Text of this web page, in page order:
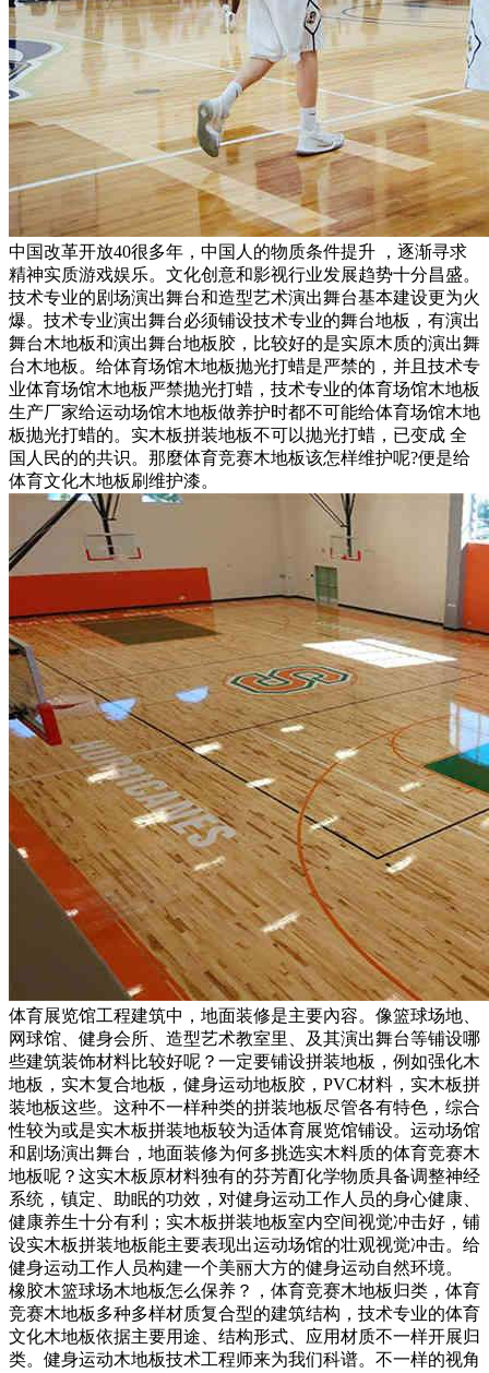
中国改革开放40很多年，中国人的物质条件提升 ，逐渐寻求
精神实质游戏娱乐。文化创意和影视行业发展趋势十分昌盛。
技术专业的剧场演出舞台和造型艺术演出舞台基本建设更为火
爆。技术专业演出舞台必须铺设技术专业的舞台地板，有演出
舞台木地板和演出舞台地板胶，比较好的是实原木质的演出舞
台木地板。给体育场馆木地板抛光打蜡是严禁的，并且技术专
业体育场馆木地板严禁抛光打蜡，技术专业的体育场馆木地板
生产厂家给运动场馆木地板做养护时都不可能给体育场馆木地
板抛光打蜡的。实木板拼装地板不可以抛光打蜡，已变成 全
国人民的的共识。那麼体育竞赛木地板该怎样维护呢?便是给
体育文化木地板刷维护漆。
体育展览馆工程建筑中，地面装修是主要內容。像篮球场地、
网球馆、健身会所、造型艺术教室里、及其演出舞台等铺设哪
些建筑装饰材料比较好呢？一定要铺设拼装地板，例如强化木
地板，实木复合地板，健身运动地板胶，PVC材料，实木板拼
装地板这些。这种不一样种类的拼装地板尽管各有特色，综合
性较为或是实木板拼装地板较为适体育展览馆铺设。运动场馆
和剧场演出舞台，地面装修为何多挑选实木料质的体育竞赛木
地板呢？这实木板原材料独有的芬芳酊化学物质具备调整神经
系统，镇定、助眠的功效，对健身运动工作人员的身心健康、
健康养生十分有利；实木板拼装地板室内空间视觉冲击好，铺
设实木板拼装地板能主要表现出运动场馆的壮观视觉冲击。给
健身运动工作人员构建一个美丽大方的健身运动自然环境。
橡胶木篮球场木地板怎么保养？，体育竞赛木地板归类，体育
竞赛木地板多种多样材质复合型的建筑结构，技术专业的体育
文化木地板依据主要用途、结构形式、应用材质不一样开展归
类。健身运动木地板技术工程师来为我们科谱。不一样的视角